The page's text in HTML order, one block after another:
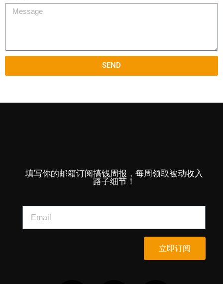
SEND
填写你的邮箱订阅搞钱周报，每周领取被动收入
路子细节！
立即订阅